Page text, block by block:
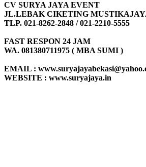
CV SURYA JAYA EVENT
JL.LEBAK CIKETING
TLP. 021-8262-2848 / 021-2210-5555
FAST RESPON 24 JAM
WA. 081380711975 ( MBA SUMI )
EMAIL :
WEBSITE : www.suryajaya.in